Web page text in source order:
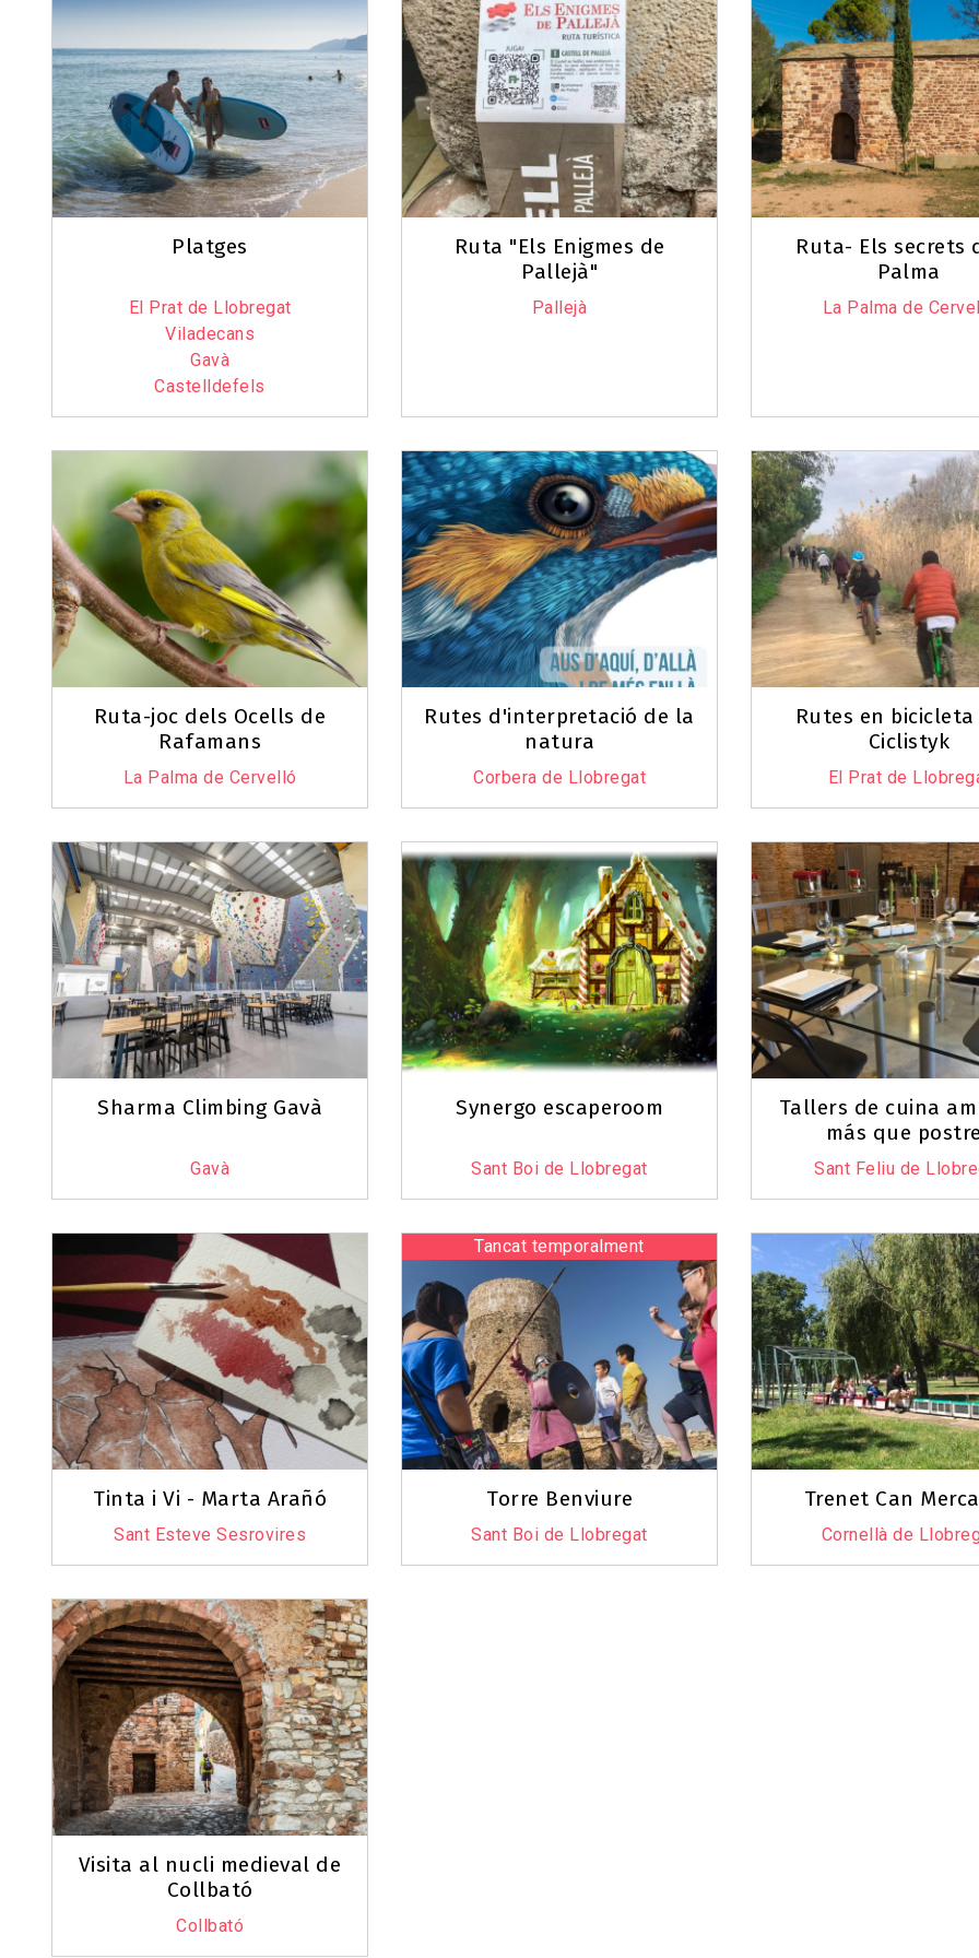
Platges
El Prat de Llobregat
Viladecans
Gavà
Castelldefels
Ruta "Els Enigmes de
Pallejà"
Pallejà
Ruta- Els secrets
Palma
La Palma de
Ruta-joc dels Ocells de
Rafamans
La Palma de Cervelló
Rutes d'interpretació de la
natura
Corbera de Llobregat
Rutes en bicicleta
Ciclistyk
El Prat de
Sharma Climbing Gavà
Gavà
Synergo escaperoom
Sant Boi de Llobregat
Tallers de cuina
más que
Sant Feliu de
Tinta i Vi - Marta Arañó
Sant Esteve Sesrovires
Tancat temporalment
Torre Benviure
Sant Boi de Llobregat
Trenet Can
Cornellà de
Visita al nucli medieval de
Collbató
Collbató